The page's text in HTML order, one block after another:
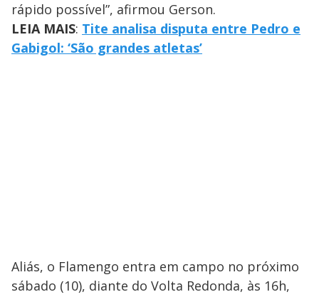
rápido possível”, afirmou Gerson.
LEIA MAIS: Tite analisa disputa entre Pedro e
Gabigol: ‘São grandes atletas’
Aliás, o Flamengo entra em campo no próximo
sábado (10), diante do Volta Redonda, às 16h,